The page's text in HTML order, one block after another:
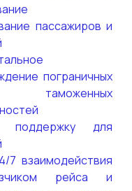
пассажиров и
пограничных
поддержку для
7 взаимодействия
рейса и